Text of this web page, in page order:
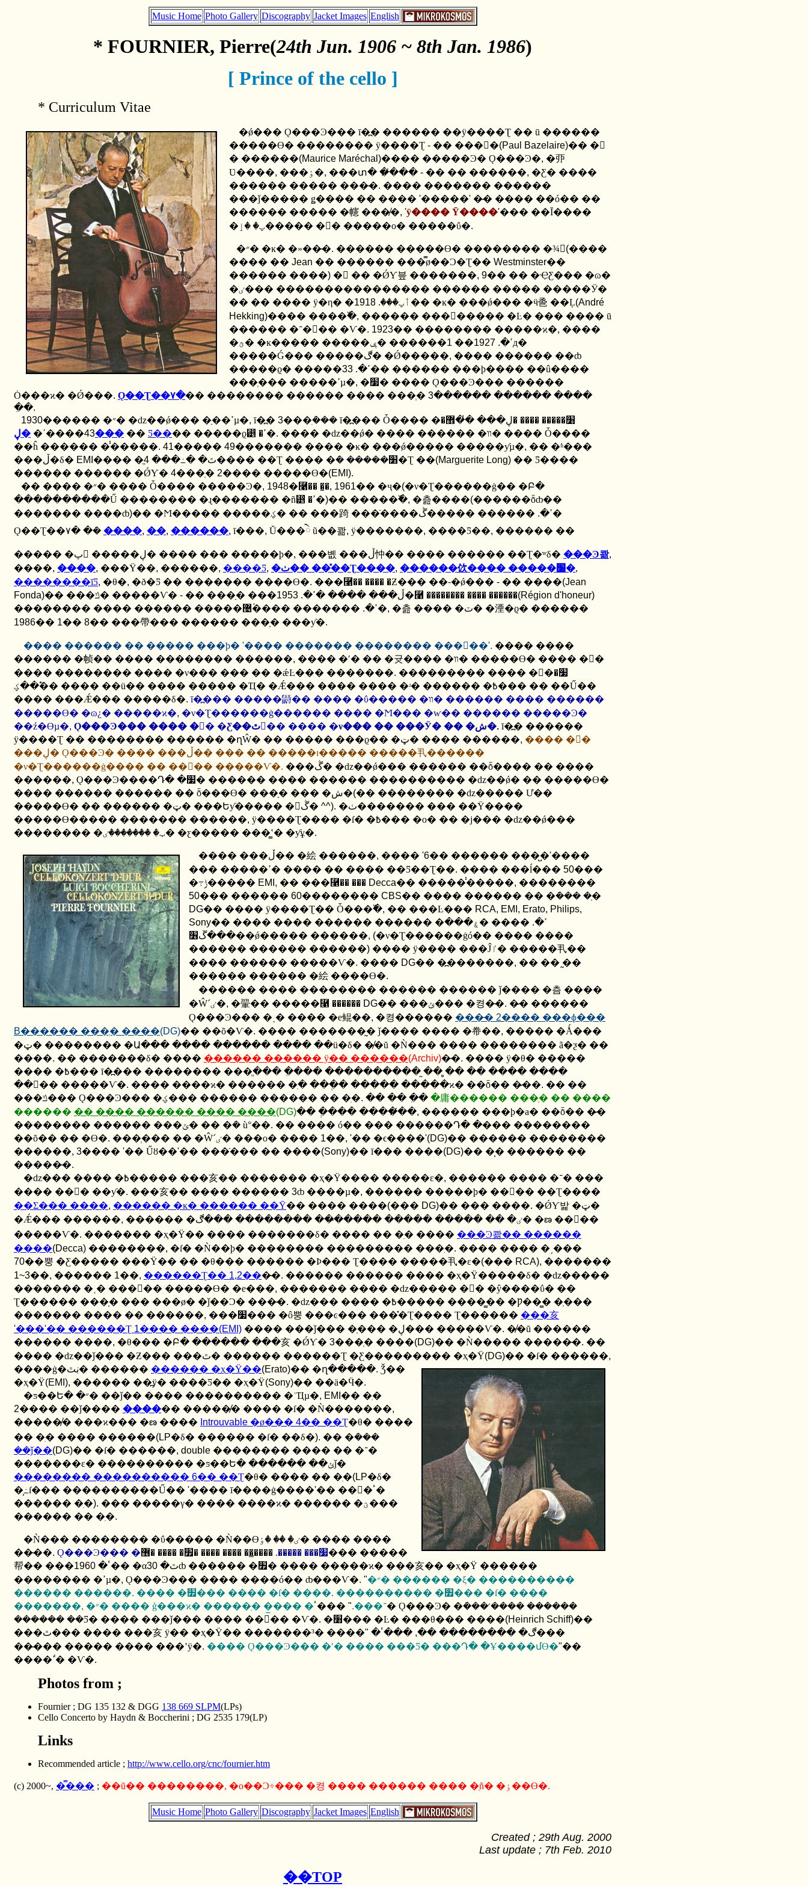
Music Home Photo Gallery Discography Jacket Images English
* FOURNIER, Pierre(24th Jun. 1906 ~ 8th Jan. 1986)
[ Prince of the cello ]
* Curriculum Vitae
�ǿ��� Ǫ���Ͽ��� ī�߽� ������ ��ÿ����Ʈ �� ū ������
�����ϴ� �������� ÿ����Ʈ - �� ���񷹸�(Paul Bazelaire)�� �𸮽
� ������(Maurice Maréchal)���� �����Ͽ� Ǫ���Ͽ�, �丣
Ʋ����, ���ٶ�, ���տ� �̸��� - �� �� ������, �Ƹ� ����
������ ����� ���̴�. ���� ������� ������
���ǰ����� ǥ���� �� ���� '�����' �̶� ���� ��ó�� ��
������ ����� �幰 ���̸�, 'ÿ���� Ȳ����'��� ��Ī����
�پ� �ٳ����� �󸶳� �����ο� �����ΰ�.
�״� �ĸ� �»��̴�. ������ �����ϴ� �������� �¾(����
���� �� Jean �� ������ ���̿ø��Ͻ�Ʈ�� Westminster��
������ ����) � �� �ǾƳ븦 �������, 9�� �� �ҾƸ��� �ɷ�
�ٸ��� ���������������� ������ ����� �����Ӱ�
�� �� ���� ÿ�η� �ٲپ���. 1918 �� �ĸ� ���ǿ��� �ӵ巹 ��Ļ(André
Hekking)���� ����߰�, ������ ���񷹸����� �Ŀ� ��� ���� ū
������ �־��ٰ� �Ѵ�. 1923�� �������� �����ϰ�, ����
�ؿ� �ĸ����� �����ߴ�. 1927
��
1������ �ݷд�
�����Ǵ��� �����ڰ� �Ǿ�����, ���� ������ ��ȸ
�����ϱ� �����ߴ�. 33
�� ������ ���ϸ���� ��û����
���ְ��� �����ߴµ�, �׷� ���� Ǫ���Ͽ��� ������
Ȯ���ϰ� �Ǿ���. Ǫ��Ʈ��۷��� �������� ������ ���� ���ְ� 3������ ������ ����
�ִ�.
1930
������ �״� �ǳ��ǿ��� �ַ��ߴµ�,ī�߽� 3
���ִܿ��� ī�߽��� Ȱ���� �׸����� ���� �ڸ��� �̾�޾�
43
����ʹ� �ڸ��� �� Ƽ�� �� �����ϱ⵵ �ߴ�. ���� �ǳ��ǿ� ���� ������ �װ� ���� Ȱ����
��ĥ ������ �̾�����. 41����� 49������� ���� �ĸ� ���ǿ����� �����ƴµ�, �� �ʱ���
���ڵ�δ� EMI ���� �ֱٿ� �߸��� 4 ���� ��Ʈ ���� �ܿ� �����׸�Ʈ ��(Marguerite Long) �� Ƽ����
������ ������ �ǾƳ� 4���ְ� 2���� �����ϴ�(EMI).
�� ���� �״� ���� Ȱ���� �����Ͽ�, 1948�⿡�� �̱�, 1961�� �ҷ�(�ν�Ʈ������ġ�� �Բ�
����������Ű �������� �ɻ������� �ñ⵵ �ߴ�)�� �����߰�, �츮����(������ȭȸ��
������� ����ȸ) �� �Ϻ����� �����ؼ� �� ���踦 ���ֿ����ߴ�. ������ �����ڴ�
Ǫ��Ʈ��۷� �ܿ� ����, ��, ������,ī���, Ŭ���ེ ũ��콺, ÿ�������, ����Ƽ��, ������ ��
����� �پ �����ڸ� ���� ��� �����ϸ�, ���볪 ���ڵ忡�� ���� ������ ��Ʈ�ʷδ� ���Ͽ콺,
����, ����, ���Ÿ��, ������, ����Ƽ, �ٺ�� ���̽�Ʈ����, ������佽���� �����׸�,
��������īƼ, �θ�, �ð�Ƽ �� ������� ����ϴ�. ���⿡�� ���� �Ƶ��� ��-�ǿ��� - �� ����(Jean
Fonda)
�� ���ݿ� �����Ѵ� - �� ���ַ� ���ڵ��� ���� �ߴ�. 1953 �⿡ �������� ���� ������(Région d'honeur)
�������� ���� ������ �����ߴ�. ������� ����޴ٰ�,
�츮 ���� �ٽ� �湮�ϱ� ������
1986�� 1�� 8�� ���帶��� ������ ���ָ� ���ƴ�.
���� ������ �� ����� ���ϸ� '���� ������� �ִ������� �����'. ���� ����
������ �帧�� ���� �������� ������, ���� �ʹ� �� �귯���� �װ� �����ϴ� ���� �󸶳�
���� �������� ���� �ν��� ��� �� �ǽĿ��� �������. �׷��ٰ� ���� ��������
�߱��ؼ� ���� ��ü�� ���� ����� �Ҵ� �Ǽ��� ���� ���� �ʴ� ������ �߿��� �� ��Ű��
���� ���Ǽ��� �����δ�.ī�߽��� �����鼭�� ���� �ΰ����� �װ� ������ ���� ������
�����ϴ� �ɷ¿� �����ϰ�, �ν�Ʈ������ġ������ ���� �Ϻ��� �ⱳ�� ������ �����Ͽ�
��ź�ϴµ�, Ǫ���Ͽ��� ���� �󸶳� �Ƹ��ٿ�� ���� �ν��� �� ���Ӱ� �� �ش�. ī�߽� ������
ÿ����Ʈ �� �������� ������ �ղŴ� �� ����� ���ϱ�� �ټ� ���� ������, ���� �񱳸�
���ڸ� Ǫ���Ͽ� ���� ���ڵ�� ��� �� �����ı����� �����丮������
�ν�Ʈ������ġ���� �� ���ٰ� �����Ѵ�. ���ڴ� �ǳ��ǿ��� ������ ��ȭ���� �� ����
������, Ǫ���Ͽ����Դ� �׷� ������ ���� ������ ���������� �ǳ��ǿ� �� �����ϴ�
���� ������ ������ �� ȭ���ϴ� ���ָ� ��� �ش�(�� �������� �ǳ����� Ư��
�����ϴ� �� ������ �ټ� ���Եƴ����� �𸣰ڴ� ^^). �ٺ������� ��� ��Ÿ����
�����ϴ����� ������� ������, ÿ����Ʈ���� �ſ� �߿��� �о� �� �ϳ��� �ǳ��ǿ���
�������� �ټ� �������ٸ� �ƹ����� ���̳ʽ� �ƴұ�.
���� ���ڵ�� �絵 ������, ���� '6�� ������ ���̺�'����
��� �����ߴ� ���� �� ���� ��Ƽ��Ʈ��. ���� ���ĺ��� 50���
�߹ݱ����� EMI, �� ���⿡�� ��� Decca�� �����̾�����, ��������
50��� ������ 60�������� CBS�� ���� ������ �� �ܿ��� �ַ�
DG�� ���� ÿ����Ʈ�� Ȱ���߰�, �� ���Ŀ��� RCA, EMI, Erato, Philips,
Sony
�� ���� ���� ������ ������ �ߴ�. ���� �ۼ���
���ڱ׶��ǿ����� ������, (�ν�Ʈ������ġó�� ���� ����
������ ������ ������) ���� ÿ���� ���Ĵٵ� �����丮��
���� ������ �����Ѵ�. ���� DG�� �߽�������, �� �� �̰�
������ ������ �絵 ����ϴ�.
������ ���� �������� ������ ������ ǰ���� �츰 ����
�Ŵ´ٸ�, �翬�� �����⿡ ������ DG �� ���ݵ��� �켱�̴�. �̷� ������
Ǫ���Ͽ��� �˰� ���� �е鲲��, �켱������ ���̵� 2���� ���ɸ���
B������ ���ְ� ����(DG)�� ��õ�Ѵ�. ���� �������̰� ǰ���� ���� �帣��, ����� �Ǻ���
�ټ� �������� �Ա��� ���� ������ ���� ��ü�δ� �̸�ŭ �Ǹ��� ���� �������� ã�ƺ� ��
����. �� �������δ� ���� ������ ������ ÿ�� ������(Archiv)�̴�. ���� ÿ�θ� �����
���� �߿��� ī�߽��� �������� ���ֱ��� �ִ��� ���������� �̰� �̻� �� ���� ����
���ٰ� �����Ѵ�. ���� ����ϰ� ������ �ִ� ���ְ� ����� �����ϰ� ��ȭ�� �̷��. �� ��
���ݿ��� Ǫ���Ͽ��� �ؼ��� ������ ������ �� �ִ�. �� �� �ִ� �庸������ ���ְ� �� ����
������ �� ���� ������ ���� ����(DG)�� �ְ��� �����̸�, ������ ���ϸ�а� ��ȭ�� �̷�
�������� ������ ���ݵ� �� �ܿ� ù°��. �� ���� ó�� ��� ������Դ� �ּ��� ��������
��õ�� �� �ϴ�. ���ְ��� �� �Ŵ´ٸ� ���ο� ���� 1��, '�� �ϵ����'(DG)�� ������ ��������
������, 3���� '�� Űȣ��'�� ���ֿ��� �� ����(Sony)�� ī��� ����(DG)�� �̹� ������ ��
�����̴�.
�ǳ��� ���� �߿����� ���亥�� ������� �ҳ�Ÿ���� �����ε�, ������ ���� �־� ���
���� ��󳻱� ��ƴ�. ���亥�� ���� ������ 3ȸ ����µ�, ������ �����ϸ� ���ٰ� ��Ʈ����
��Ʃ��� ����, ������ �ĸ� ������ ��Ȳ�� ���� ����(��� DG)�� ��� ����. �ǾƳ밡 �ټ�
�Ǽ��� ������, ������ �ٸ� �� ����� ����� �����̶�� �������� ���ڰ� �ణ ���ٰ�
�����Ѵ�. ������� �ҳ�Ÿ�� ���� �������δ� ���� �� �ִ� ���� ���Ͽ콺�� ������
����(Decca) ��������, �ſ� �Ǹ��ϸ� �������� ��������� ���ִ�. ���� ���� �͵���
70��뿡 �Ƹ����� ���Ÿ�� �� �θ��� ������ �Ϸ��� Ʈ���� �����丮�ε�(��� RCA), �������
1~3��, ������ 1��, ������Ʈ�� 1,2���̴�. ������ ������ ���� �ҳ�Ÿ�����δ� �ǳ�����
������� �˱� ����ٰ� �����ϴ� �е���, ������� ���� �ǳ����� �󸶳� �ŷ����ΰ� ��
Ʈ������ ���ָ� ��� ���ø� �ǰ��Ͻ� ���̴�. �ǳ��� ���� �߿����� �����̳� �Ƿ��̳� �ְ���
������� ���� �� ������, ���׷��� �ô뿡 ���ͼ��� ���̽�Ʈ���� Ʈ������ ���亥
'���'�� ������Ʈ 1���� ����(EMI) ���� ���ǰ��� �ְ��� �ڸ��� �����Ѵ�. �̸�ŭ ������
������ ����, �θ��� �Բ� ������ ���亥 �ǾƳ� 3���ְ� ����(DG)�� �Ǹ����� �����̴�. ��
���� �ǳ��ǰ��� �Ƶ��� ���ٿ� ������ ������Ʈ �Ƹ��������� �ҳ�Ÿ(DG)�� �ſ� ������,
����ġ�ڹٿ� ������ ������ �ҳ�Ÿ��(Erato)�� �ղ�����. Ǯ��
�ҳ�Ÿ(EMI), ������ ��߽ÿ� ����Ƽ�� �ҳ�Ÿ(Sony)�� ��ä�Ӵ�.
�ƽ��Ե� �״� ��ǰ�� ���� ���������� �ʾҴµ�, EMI �� �ִ�
2���� ��ǰ���� ������ �����̸� ���� �ſ� �Ǹ�������,
�����̸� ���ϰ��� �ణ ���� Introuvable �ø��� 4�� ��Ʈ�θ� ����
�� �ִ� ���� �����̴�(LP�δ� ������ �ſ� ��δ�). �� �ܿ���
��ǰ��(DG)�� �ſ� ������, double �������� ���� �� �־�
�������ε� ���������� �ƽ��Ե� ������ ��ݵǰ�
�������� ���������� 6�� ��Ʈ�θ� ���� �� �ִ�(LP�δ�
�̹߸ſ��� ����������Ű�� '���� ī����ġ����'�� ���ٴ�
������ �ִ�). ��� �����γ� ���� ����ϰ� ������ �ؾ���
������ �� �ִ�.
�Ǹ��� �������� �ΰ����� �Ǹ��ϴٸ� �� �ٶ� ���� ����
���̴�. Ǫ���Ͽ��� �׷��� ����̴�. �����̳� ���� ���� �׿� ���� �޶��� �����
帮�� ���ٴ� 1960 �� �αٿ� 30
ȸ ������ �׿� ���� �����ϰ� ���亥�� �ҳ�Ÿ ������
�������� �ߴµ�, Ǫ���Ͽ��� ���� ����ó�� ȸ���Ѵ�. "�״� ������ �ξ� ����������
������ ������. ���� �׿��� ���� �ſ� ����. ���������� �׿��� �ſ� ����
�������, �״� ���� ģ���ϰ� �����ְ� �̲��� �־���.
" ���ٴ� Ǫ���Ͽ� �ܿ��� �̷��� ������
������ ��Ƽ� ���� ���ǰ��� ���� ���ٰ� �Ѵ�. �׸��� �Ŀ� ���θ��� ����(Heinrich Schiff)��
���ٿ��� ���� ���亥 ÿ�� �ҳ�Ÿ�� �������ڰ� �������� ��, ���ٴ� "
���� �³���
���̶�� ����� ���� ���ʽÿ�. ���� Ǫ���Ͽ��� �ʹ� ���� ���Ƽ� ���Դ� �Ұ����մϴ�"��
����ߴٰ� �Ѵ�.
Photos from ;
Fournier ; DG 135 132 & DGG 138 669 SLPM(LPs)
Cello Concerto by Haydn & Boccherini ; DG 2535 179(LP)
Links
Recommended article ; http://www.cello.org/cnc/fournier.htm
(c) 2000~, �̿��� ; ��ũ�� ��������, �ο��Ͻ÷��� �켱 ���� ������ ���� �ֽñ� �ٶ��ϴ�.
Music Home Photo Gallery Discography Jacket Images English
Created ; 29th Aug. 2000
Last update ; 7th Feb. 2010
��TOP